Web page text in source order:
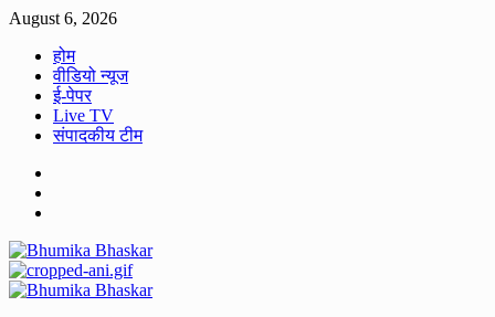
Skip
content
August 6, 2026
होम
वीडियो न्यूज
ई-पेपर
Live TV
संपादकीय टीम
Primary